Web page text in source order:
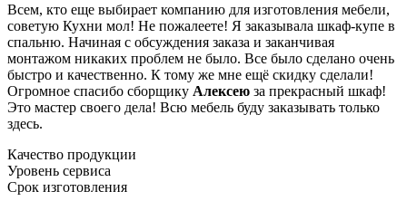
Всем, кто еще выбирает компанию для изготовления мебели,
советую Кухни мол! Не пожалеете! Я заказывала шкаф-купе в
спальню. Начиная с обсуждения заказа и заканчивая
монтажом никаких проблем не было. Все было сделано очень
быстро и качественно. К тому же мне ещё скидку сделали!
Огромное спасибо сборщику Алексею за прекрасный шкаф!
Это мастер своего дела! Всю мебель буду заказывать только
здесь.
Качество продукции
Уровень сервиса
Срок изготовления